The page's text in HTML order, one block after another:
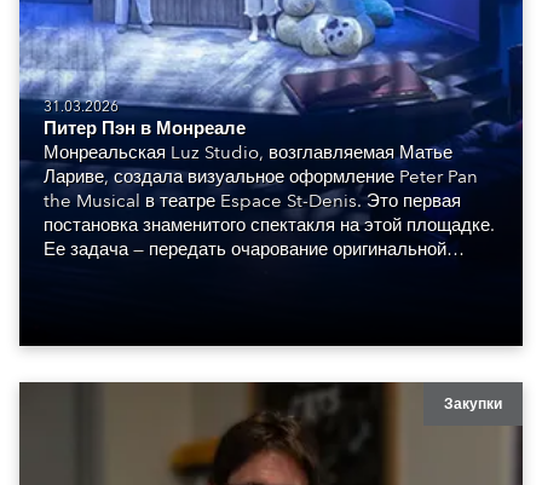
31.03.2026
Питер Пэн в Монреале
Монреальская Luz Studio, возглавляемая Матье
Лариве, создала визуальное оформление Peter Pan
the Musical в театре Espace St-Denis. Это первая
постановка знаменитого спектакля на этой площадке.
Ее задача — передать очарование оригинальной
Закупки